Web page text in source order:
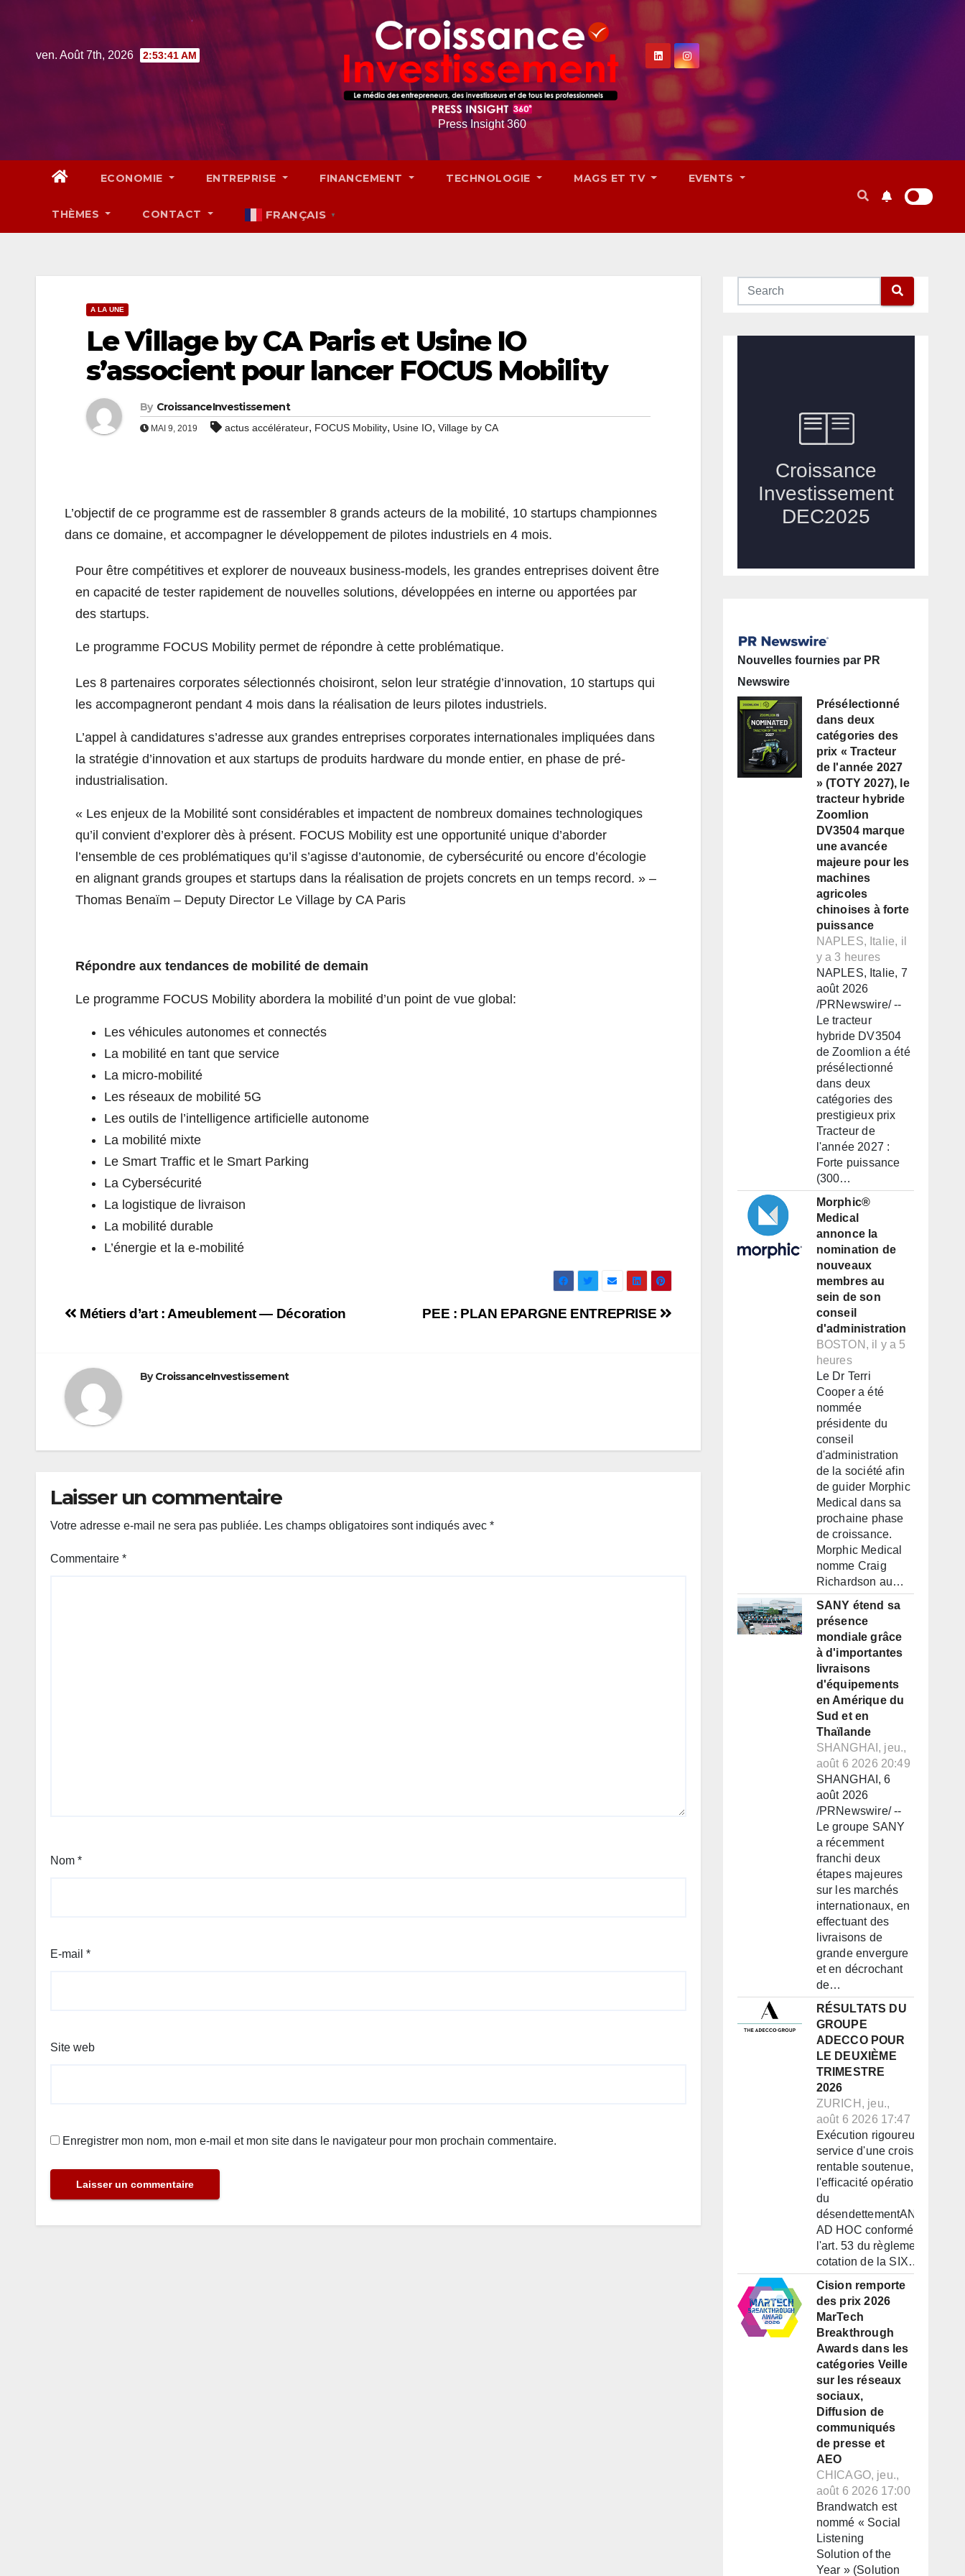
contentven. Août 7th, 2026 2:53:42 AM
Press Insight 360
ECONOMIE ENTREPRISE FINANCEMENT TECHNOLOGIE MAGS ET TV EVENTS
THÈMES CONTACT FRANÇAIS ▼
A LA UNE
Le Village by CA Paris et Usine IO
s’associent pour lancer FOCUS Mobility
By CroissanceInvestissement
MAI 9, 2019 actus accélérateur, FOCUS Mobility, Usine IO, Village by CA
L’objectif de ce programme est de rassembler 8 grands acteurs de la mobilité, 10 startups championnes
dans ce domaine, et accompagner le développement de pilotes industriels en 4 mois.
Pour être compétitives et explorer de nouveaux business-models, les grandes entreprises doivent être
en capacité de tester rapidement de nouvelles solutions, développées en interne ou apportées par
des startups.
Le programme FOCUS Mobility permet de répondre à cette problématique.
Les 8 partenaires corporates sélectionnés choisiront, selon leur stratégie d’innovation, 10 startups qui
les accompagneront pendant 4 mois dans la réalisation de leurs pilotes industriels.
L’appel à candidatures s’adresse aux grandes entreprises corporates internationales impliquées dans
la stratégie d’innovation et aux startups de produits hardware du monde entier, en phase de pré-
industrialisation.
« Les enjeux de la Mobilité sont considérables et impactent de nombreux domaines technologiques
qu’il convient d’explorer dès à présent. FOCUS Mobility est une opportunité unique d’aborder
l’ensemble de ces problématiques qu’il s’agisse d’autonomie, de cybersécurité ou encore d’écologie
en alignant grands groupes et startups dans la réalisation de projets concrets en un temps record. » –
Thomas Benaïm – Deputy Director Le Village by CA Paris
Répondre aux tendances de mobilité de demain
Le programme FOCUS Mobility abordera la mobilité d’un point de vue global:
Les véhicules autonomes et connectés
La mobilité en tant que service
La micro-mobilité
Les réseaux de mobilité 5G
Les outils de l’intelligence artificielle autonome
La mobilité mixte
Le Smart Traffic et le Smart Parking
La Cybersécurité
La logistique de livraison
La mobilité durable
L’énergie et la e-mobilité
Navigation
l’article
PEE : PLAN EPARGNE ENTREPRISE
Métiers d’art : Ameublement — Décoration
ByCroissanceInvestissement
Laisser un commentaire
Votre adresse e-mail ne sera pas publiée. Les champs obligatoires sont indiqués avec *
Commentaire *
Nom *
E-mail *
Site web
Enregistrer mon nom, mon e-mail et mon site dans le navigateur pour mon prochain commentaire.
Nouvelles fournies par PR
Newswire
Présélectionné
dans deux
catégories des
prix « Tracteur
de l'année 2027
» (TOTY 2027), le
tracteur hybride
Zoomlion
DV3504 marque
une avancée
majeure pour les
machines
agricoles
chinoises à forte
puissance
NAPLES, Italie, il
y a 3 heures
NAPLES, Italie, 7
août 2026
/PRNewswire/ --
Le tracteur
hybride DV3504
de Zoomlion a été
présélectionné
dans deux
catégories des
prestigieux prix
Tracteur de
l'année 2027 :
Forte puissance
(300…
Morphic®
Medical
annonce la
nomination de
nouveaux
membres au
sein de son
conseil
d'administration
BOSTON, il y a 5
heures
Le Dr Terri
Cooper a été
nommée
présidente du
conseil
d'administration
de la société afin
de guider Morphic
Medical dans sa
prochaine phase
de croissance.
Morphic Medical
nomme Craig
Richardson au…
SANY étend sa
présence
mondiale grâce
à d'importantes
livraisons
d'équipements
en Amérique du
Sud et en
Thaïlande
SHANGHAI, jeu.,
août 6 2026 20:49
SHANGHAI, 6
août 2026
/PRNewswire/ --
Le groupe SANY
a récemment
franchi deux
étapes majeures
sur les marchés
internationaux, en
effectuant des
livraisons de
grande envergure
et en décrochant
de…
RÉSULTATS DU
GROUPE
ADECCO POUR
LE DEUXIÈME
TRIMESTRE
2026
ZURICH, jeu.,
août 6 2026 17:47
Exécution rigoureuse au
service d'une croissance
rentable soutenue, de
l'efficacité opérationnelle et
du
désendettementANNONCE
AD HOC conformément à
l'art. 53 du règlement de
cotation de la SIX…
Cision remporte
des prix 2026
MarTech
Breakthrough
Awards dans les
catégories Veille
sur les réseaux
sociaux,
Diffusion de
communiqués
de presse et
AEO
CHICAGO, jeu.,
août 6 2026 17:00
Brandwatch est
nommé « Social
Listening
Solution of the
Year » (Solution